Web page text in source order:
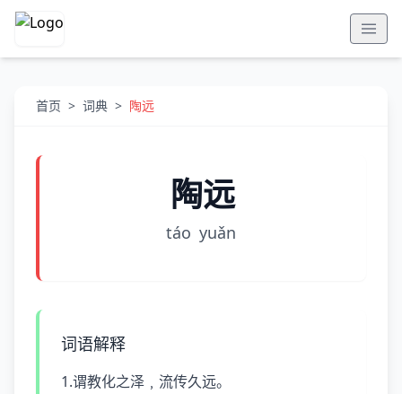
首页 > 词典 > 陶远
陶远
táo yuǎn
词语解释
1.谓教化之泽﹐流传久远。